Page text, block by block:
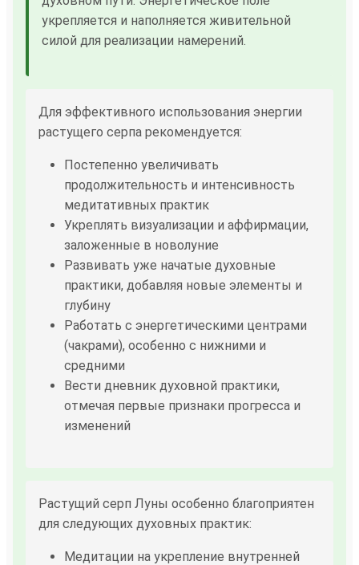
укрепляется и наполняется живительной
силой для реализации намерений.
Для эффективного использования энергии
растущего серпа рекомендуется:
Постепенно увеличивать
продолжительность и интенсивность
медитативных практик
Укреплять визуализации и аффирмации,
заложенные в новолуние
Развивать уже начатые духовные
практики, добавляя новые элементы и
глубину
Работать с энергетическими центрами
(чакрами), особенно с нижними и
средними
Вести дневник духовной практики,
отмечая первые признаки прогресса и
изменений
Растущий серп Луны особенно благоприятен
для следующих духовных практик:
Медитации на укрепление внутренней